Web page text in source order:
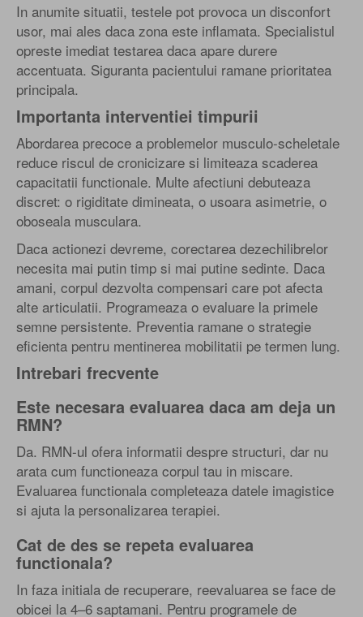
In anumite situatii, testele pot provoca un disconfort
usor, mai ales daca zona este inflamata. Specialistul
opreste imediat testarea daca apare durere
accentuata. Siguranta pacientului ramane prioritatea
principala.
Importanta interventiei timpurii
Abordarea precoce a problemelor musculo-scheletale
reduce riscul de cronicizare si limiteaza scaderea
capacitatii functionale. Multe afectiuni debuteaza
discret: o rigiditate dimineata, o usoara asimetrie, o
oboseala musculara.
Daca actionezi devreme, corectarea dezechilibrelor
necesita mai putin timp si mai putine sedinte. Daca
amani, corpul dezvolta compensari care pot afecta
alte articulatii. Programeaza o evaluare la primele
semne persistente. Preventia ramane o strategie
eficienta pentru mentinerea mobilitatii pe termen lung.
Intrebari frecvente
Este necesara evaluarea daca am deja un
RMN?
Da. RMN-ul ofera informatii despre structuri, dar nu
arata cum functioneaza corpul tau in miscare.
Evaluarea functionala completeaza datele imagistice
si ajuta la personalizarea terapiei.
Cat de des se repeta evaluarea
functionala?
In faza initiala de recuperare, reevaluarea se face de
obicei la 4–6 saptamani. Pentru programele de